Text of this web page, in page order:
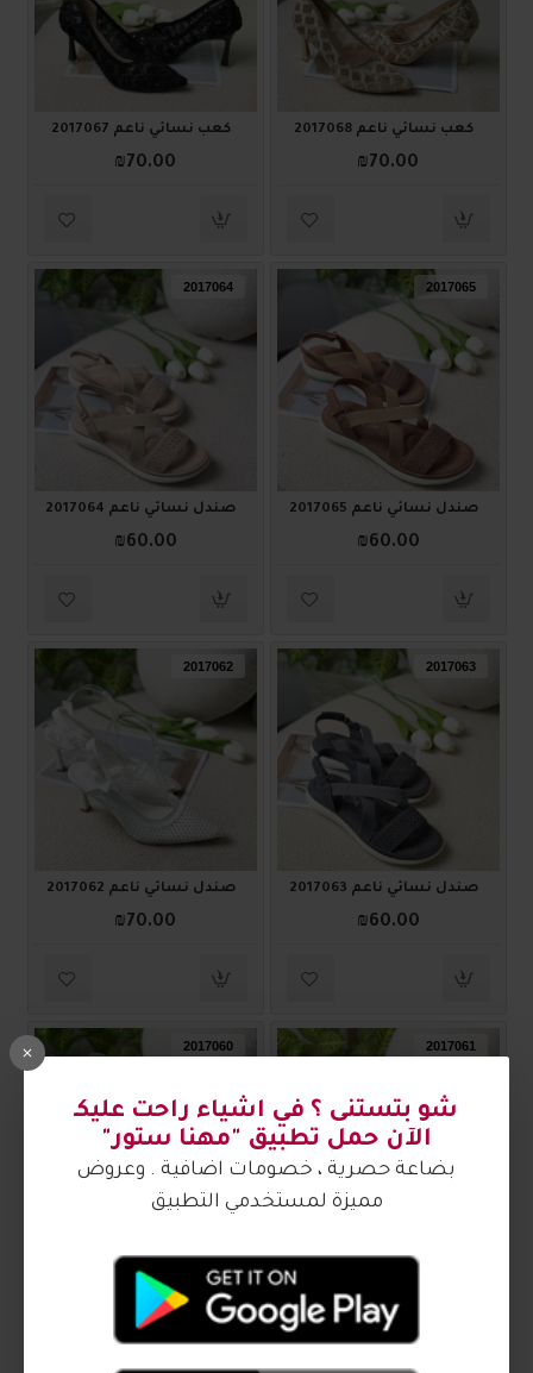
كعب نسائي ناعم 2017068
₪70.00
كعب نسائي ناعم 2017067
₪70.00
2017065
صندل نسائي ناعم 2017065
₪60.00
2017064
صندل نسائي ناعم 2017064
₪60.00
2017063
صندل نسائي ناعم 2017063
₪60.00
2017062
صندل نسائي ناعم 2017062
₪70.00
2017061
₪70.00
2017060
صندل نسائي ناعم 2017060
₪70.00